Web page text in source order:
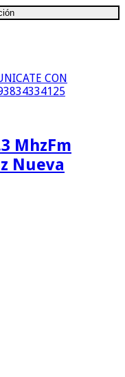
CON
Fm
Nueva